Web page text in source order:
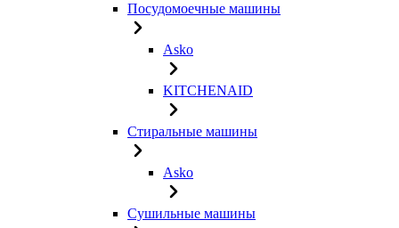
Посудомоечные машины
Asko
KITCHENAID
Стиральные машины
Asko
Сушильные машины